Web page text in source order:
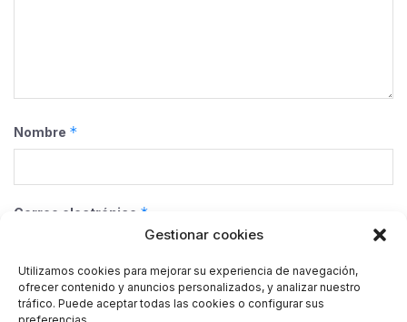
Gestionar cookies
Utilizamos cookies para mejorar su experiencia de navegación,
ofrecer contenido y anuncios personalizados, y analizar nuestro
tráfico. Puede aceptar todas las cookies o configurar sus
Nombre *
Correo electrónico *
Web